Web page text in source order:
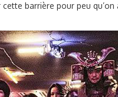
barrière pour peu